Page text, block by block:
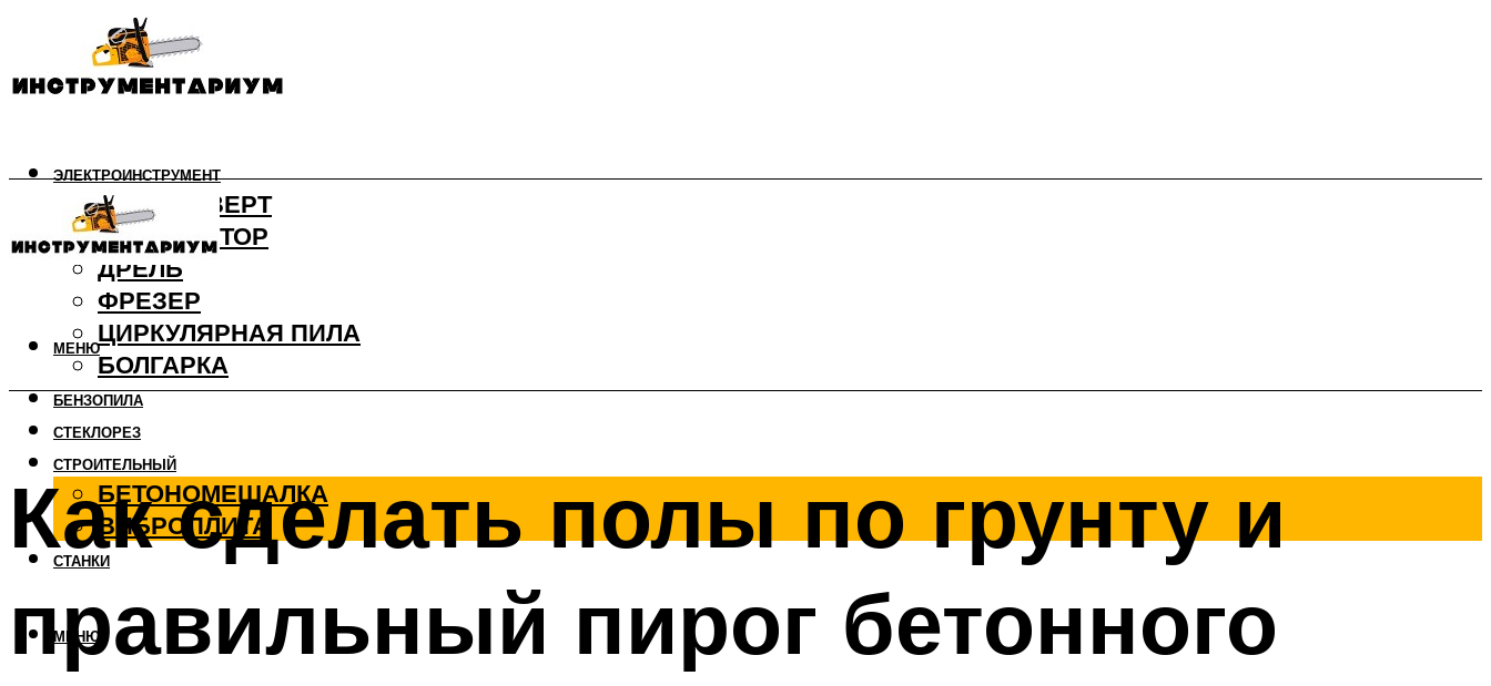
ЭЛЕКТРОИНСТРУМЕНТ
ШУРУПОВЕРТ
ПЕРФОРАТОР
ДРЕЛЬ
ФРЕЗЕР
ЦИРКУЛЯРНАЯ ПИЛА
БОЛГАРКА
БЕНЗОПИЛА
СТЕКЛОРЕЗ
СТРОИТЕЛЬНЫЙ
БЕТОНОМЕШАЛКА
ВИБРОПЛИТА
СТАНКИ
МЕНЮ
МЕНЮ
Как сделать полы по грунту и
правильный пирог бетонного